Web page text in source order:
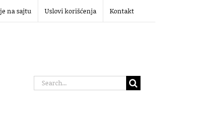
na sajtu Uslovi korišćenja Kontakt
Search